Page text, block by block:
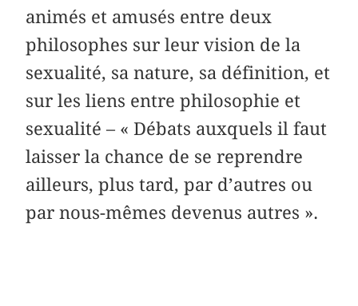
animés et amusés entre deux
philosophes sur leur vision de la
sexualité, sa nature, sa définition, et
sur les liens entre philosophie et
sexualité – « Débats auxquels il faut
laisser la chance de se reprendre
ailleurs, plus tard, par d’autres ou
par nous-mêmes devenus autres ».